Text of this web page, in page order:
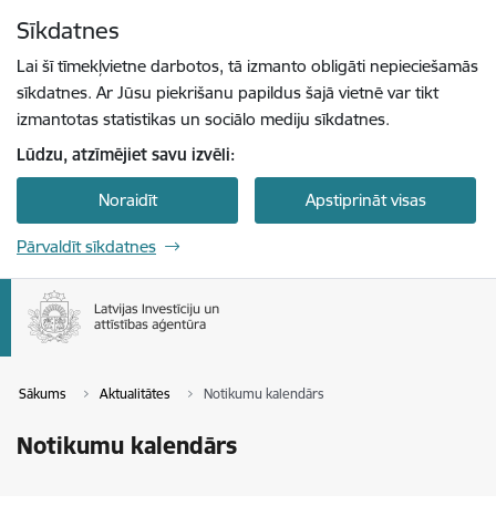
Sīkdatnes
Lai šī tīmekļvietne darbotos, tā izmanto obligāti nepieciešamās
sīkdatnes. Ar Jūsu piekrišanu papildus šajā vietnē var tikt
izmantotas statistikas un sociālo mediju sīkdatnes.
Lūdzu, atzīmējiet savu izvēli:
Noraidīt Apstiprināt visas
Pārvaldīt sīkdatnes
Sākums Aktualitātes Notikumu kalendārs
Notikumu kalendārs